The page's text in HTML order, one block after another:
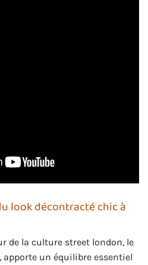
look décontracté chic à
de la culture street london, le
un équilibre essentiel